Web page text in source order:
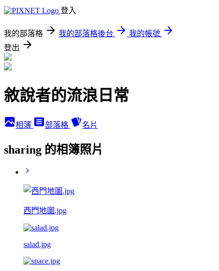
登入
我的部落格 我的部落格後台
我的帳號
登出
敘說者的流浪日常
相簿 部落格 名片
sharing 的相簿照片
西門地圖.jpg
salad.jpg